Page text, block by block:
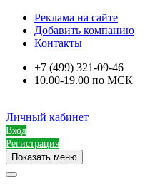
Реклама на сайте
Добавить компанию
Контакты
+7 (499) 321-09-46
10.00-19.00 по МСК
Личный кабинет
Вход
Регистрация
Показать меню